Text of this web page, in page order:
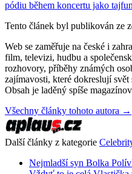
pódiu během koncertu jako
Tento článek byl publikován ze
Web se zaměřuje na české i
film, televizi, hudbu a
rozhovory, příběhy známých
zajímavosti, které dokreslují
Obsah je laděný spíše
Všechny články tohoto autora →
Další články z kategorie
Nejmladší syn Bolka